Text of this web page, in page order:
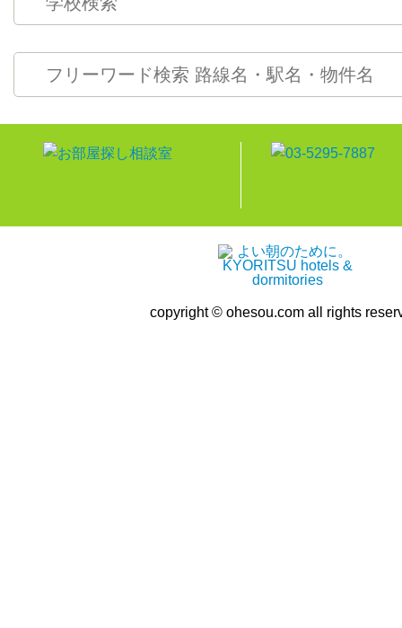
copyright © ohesou.com all rights